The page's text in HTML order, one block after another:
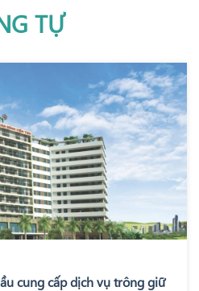
TỰ
cung cấp dịch vụ trông giữ